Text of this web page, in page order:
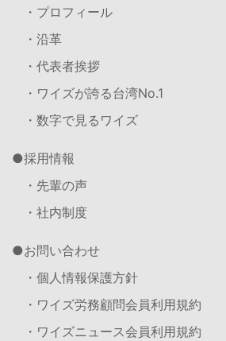
・プロフィール
・沿革
・代表者挨拶
・ワイズが誇る台湾No.1
・数字で見るワイズ
採用情報
・先輩の声
・社内制度
お問い合わせ
・個人情報保護方針
・ワイズ労務顧問会員利用規約
・ワイズニュース会員利用規約